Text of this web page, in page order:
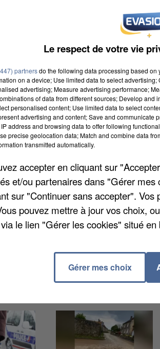
Foire expo de Dreux de vendredi
découvrir cette année l'Alsace,
nombre de produits locaux et
Le respect de votre vie
partnersdo the following data processing based
on a device; Use limited data to select
advertising; Measure advertising performance;
of data from different sources; Develop
personalised content; Use limited data to select
advertising and content; Save and communicate
address and browsing data to offer following
precise geolocation data; Match and combine data
transmitted automatically.
accepter en cliquant sur
et/ou partenaires dans "Gérer
sur "Continuer sans accepter".
pouvez mettre à jour vos choix,
le lien "Gérer les cookies" situé en
Gérer mes choix